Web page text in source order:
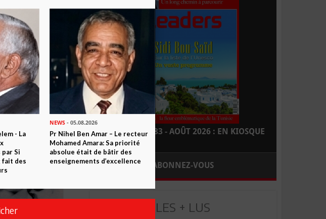
LEADERS N° 183 - AOÛT 2026 : EN KIOSQUE
ABONNEZ-VOUS
LES + LUS
- La
Si
fait des
NEWS- 05.08.2026
Pr Nihel Ben Amar – Le recteur
Mohamed Amara: Sa priorité
absolue était de bâtir des
enseignements d’excellence